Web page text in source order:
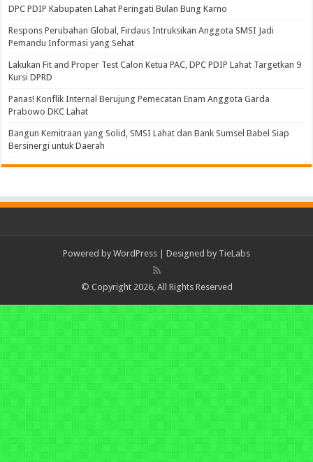
DPC PDIP Kabupaten Lahat Peringati Bulan Bung Karno
Respons Perubahan Global, Firdaus Intruksikan Anggota SMSI Jadi
Pemandu Informasi yang Sehat
Lakukan Fit and Proper Test Calon Ketua PAC, DPC PDIP Lahat Targetkan 9
Kursi DPRD
Panas! Konflik Internal Berujung Pemecatan Enam Anggota Garda
Prabowo DKC Lahat
Bangun Kemitraan yang Solid, SMSI Lahat dan Bank Sumsel Babel Siap
Bersinergi untuk Daerah
Powered by WordPress | Designed by TieLabs
© Copyright 2026, All Rights Reserved